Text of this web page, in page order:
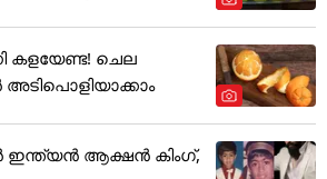
ചെല
ആക്ഷൻ കിംഗ്,